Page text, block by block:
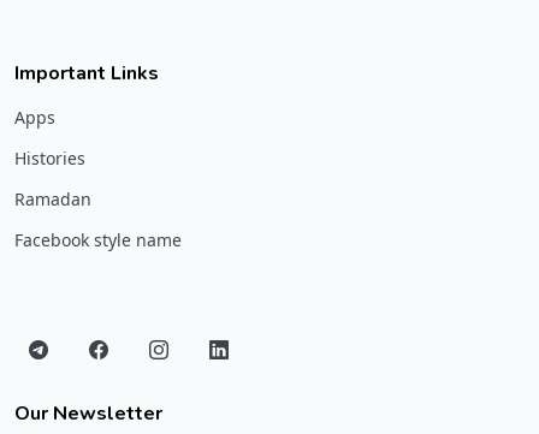
Important Links
Apps
Histories
Ramadan
Facebook style name
Our Newsletter